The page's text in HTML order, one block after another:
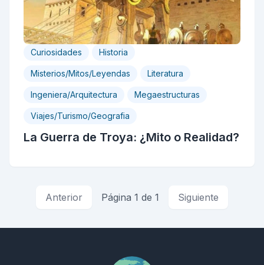
Curiosidades Historia
Misterios/Mitos/Leyendas Literatura
Ingeniera/Arquitectura Megaestructuras
Viajes/Turismo/Geografia
La Guerra de Troya: ¿Mito o Realidad?
Anterior Página 1 de 1 Siguiente